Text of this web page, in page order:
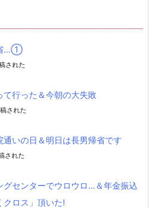
…➀
された
て行った＆今朝の大失敗
された
通いの日＆明日は長男帰省です
された
グセンターでウロウロ…＆年金振込
クロス」頂いた!